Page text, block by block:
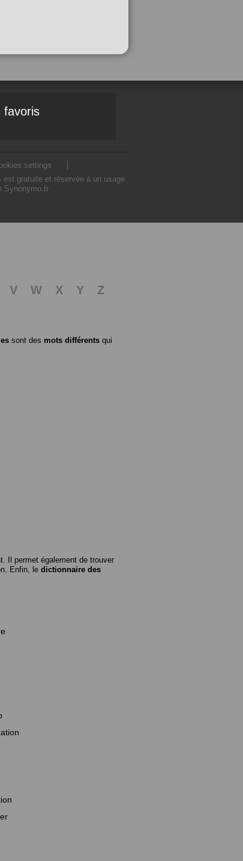
favoris
settings
gratuite et réservée à un usage
Synonymo.fr
V W X Y
Z
sont des mots différents qui
Il permet également de trouver
Enfin, le dictionnaire des